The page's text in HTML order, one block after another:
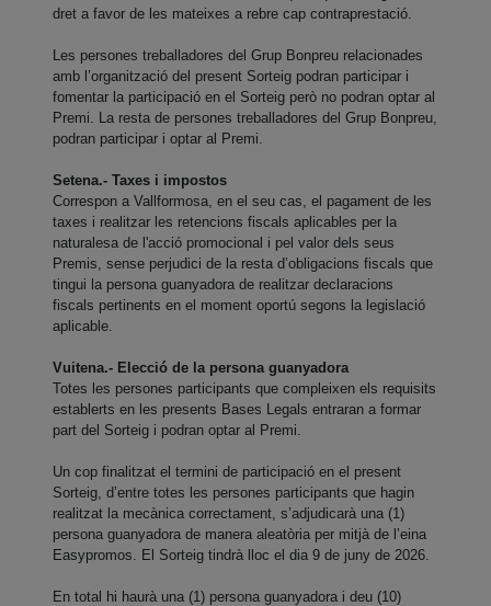
dret a favor de les mateixes a rebre cap contraprestació.
Les persones treballadores del Grup Bonpreu relacionades
amb l’organització del present Sorteig podran participar i
fomentar la participació en el Sorteig però no podran optar al
Premi. La resta de persones treballadores del Grup Bonpreu,
podran participar i optar al Premi.
Setena.- Taxes i impostos
Correspon a Vallformosa, en el seu cas, el pagament de les
taxes i realitzar les retencions fiscals aplicables per la
naturalesa de l'acció promocional i pel valor dels seus
Premis, sense perjudici de la resta d’obligacions fiscals que
tingui la persona guanyadora de realitzar declaracions
fiscals pertinents en el moment oportú segons la legislació
aplicable.
Vuitena.- Elecció de la persona guanyadora
Totes les persones participants que compleixen els requisits
establerts en les presents Bases Legals entraran a formar
part del Sorteig i podran optar al Premi.
Un cop finalitzat el termini de participació en el present
Sorteig, d’entre totes les persones participants que hagin
realitzat la mecànica correctament, s’adjudicarà una (1)
persona guanyadora de manera aleatòria per mitjà de l’eina
Easypromos. El Sorteig tindrà lloc el dia 9 de juny de 2026.
En total hi haurà una (1) persona guanyadora i deu (10)